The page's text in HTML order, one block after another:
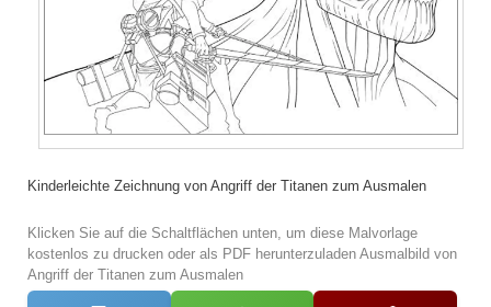
Kinderleichte Zeichnung von Angriff der Titanen zum Ausmalen
Klicken Sie auf die Schaltflächen unten, um diese Malvorlage
kostenlos zu drucken oder als PDF herunterzuladen Ausmalbild von
Angriff der Titanen zum Ausmalen